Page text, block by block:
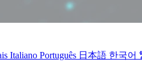
Italiano Português 日本語 한국어